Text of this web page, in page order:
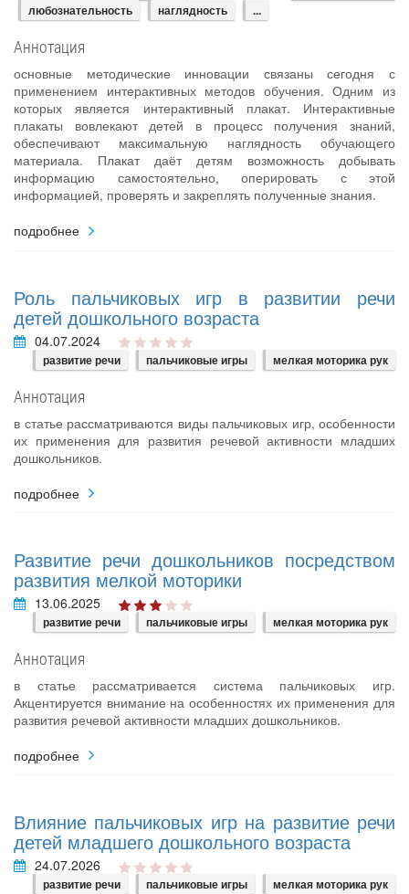
любознательность
наглядность ...
Аннотация
основные методические инновации связаны сегодня с
применением интерактивных методов обучения. Одним из
которых является интерактивный плакат. Интерактивные
плакаты вовлекают детей в процесс получения знаний,
обеспечивают максимальную наглядность обучающего
материала. Плакат даёт детям возможность добывать
информацию самостоятельно, оперировать с этой
информацией, проверять и закреплять полученные знания.
подробнее
Роль пальчиковых игр в развитии речи
детей дошкольного возраста
04.07.2024
развитие речи пальчиковые игры мелкая моторика рук
Аннотация
в статье рассматриваются виды пальчиковых игр, особенности
их применения для развития речевой активности младших
дошкольников.
подробнее
Развитие речи дошкольников посредством
развития мелкой моторики
13.06.2025
развитие речи пальчиковые игры мелкая моторика рук
Аннотация
в статье рассматривается система пальчиковых игр.
Акцентируется внимание на особенностях их применения для
развития речевой активности младших дошкольников.
подробнее
Влияние пальчиковых игр на развитие речи
детей младшего дошкольного возраста
24.07.2026
развитие речи пальчиковые игры мелкая моторика рук